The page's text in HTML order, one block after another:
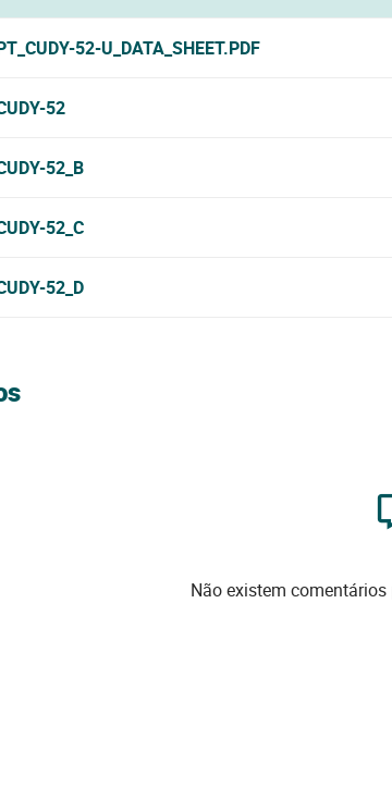
52-U_DATA_SHEET.PDF
52
52_B
52_C
52_D
Não existem